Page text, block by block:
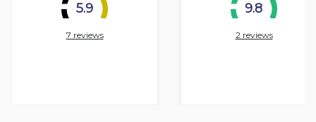
5.9
7 reviews
9.8
2 reviews